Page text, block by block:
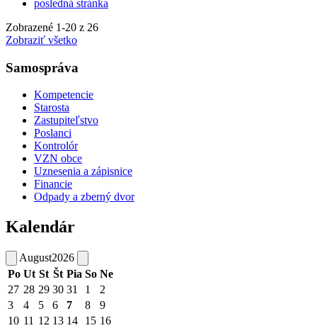
posledná stránka
Zobrazené 1-20 z 26
Zobraziť všetko
Samospráva
Kompetencie
Starosta
Zastupiteľstvo
Poslanci
Kontrolór
VZN obce
Uznesenia a zápisnice
Financie
Odpady a zberný dvor
Kalendár
August2026
Po Ut St Št Pia So Ne
27 28 29 30 31 1
2
3
4 5 6 7 8
9
10 11 12 13 14 15 16